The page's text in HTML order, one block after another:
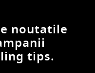
noutatile
tips.